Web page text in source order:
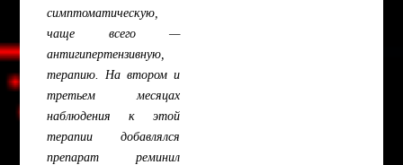
симптоматическую,
чаще всего —
антигипертензивную,
терапию. На втором и
третьем месяцах
наблюдения к этой
терапии добавлялся
препарат реминил